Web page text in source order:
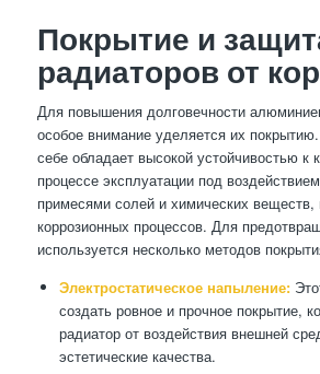
Покрытие и
радиаторов от
Для повышения долговечности
особое внимание уделяется их
себе обладает высокой устойчивостью к
процессе эксплуатации под
примесями солей и химических веществ,
коррозионных процессов. Для
используется несколько методов
Электростатическое напыление:
создать ровное и прочное покрытие,
радиатор от воздействия внешней
эстетические качества.